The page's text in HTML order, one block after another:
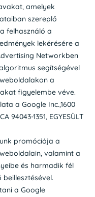
amelyek
szereplő
felhasználó a
lekérésére a
Networkben
segítségével
a
figyelembe véve.
a Google Inc.,1600
94043-1351, EGYESÜLT
promóciója a
valamint a
és harmadik fél
a Google